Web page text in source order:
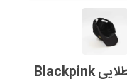
کلاه بیسبالی کتان خاخورده گلدوزی طلایی Blackpink